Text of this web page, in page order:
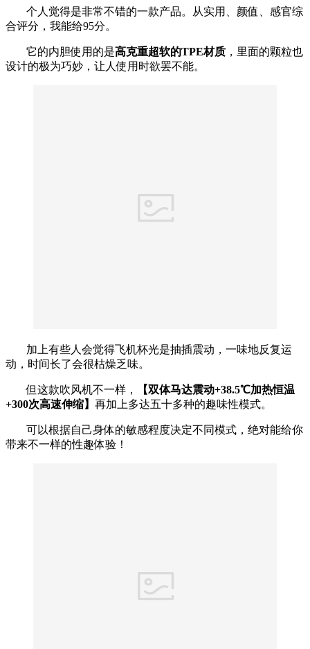
个人觉得是非常不错的一款产品。从实用、颜值、感官综
合评分，我能给95分。
它的内胆使用的是高克重超软的TPE材质 ，里面的颗粒也
设计的极为巧妙，让人使用时欲罢不能。
加上有些人会觉得飞机杯光是抽插震动，一味地反复运
动，时间长了会很枯燥乏味。
但这款吹风机不一样，
【双体马达震动+38.5℃加热恒温
+300次高速伸缩】 再加上多达五十多种的趣味性模式。
可以根据自己身体的敏感程度决定不同模式，绝对能给你
带来不一样的性趣体验！